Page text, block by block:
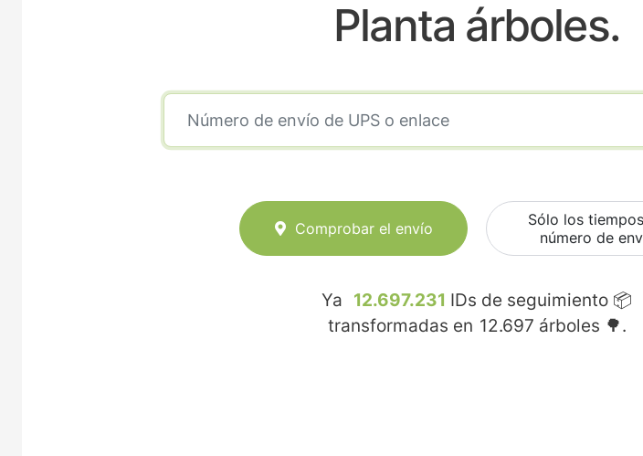
Planta árboles.
Comprobar el envío
Sólo los
número de
Ya 12.697.231 IDs de seguimiento 📦
transformadas en 12.697 árboles 🌳.